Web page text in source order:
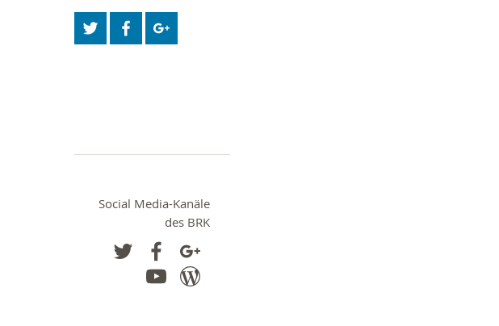
Social Media-Kanäle
des BRK